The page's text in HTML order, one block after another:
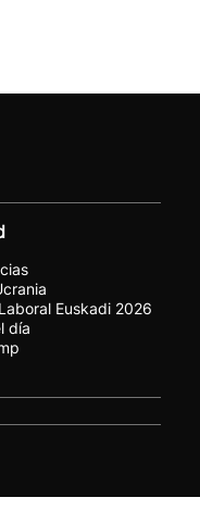
Euskadi 2026
día